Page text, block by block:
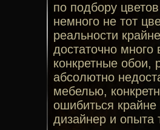
по подбору
немного не тот
реальности
достаточно
конкретные обои,
абсолютно
мебелью,
ошибиться крайне
дизайнер и опыта